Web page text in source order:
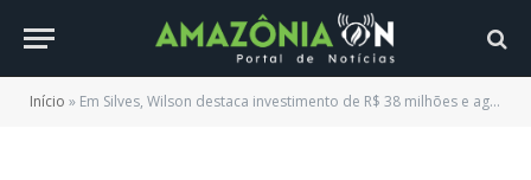
Início » Em Silves, Wilson destaca investimento de R$ 38 milhões e agradece apoio do prefeito Paulino Grana